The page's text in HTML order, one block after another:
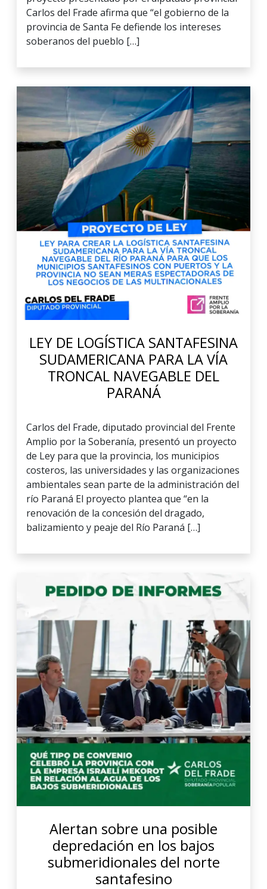
Carlos del Frade afirma que “el gobierno de la
provincia de Santa Fe defiende los intereses
soberanos del pueblo […]
LEY DE LOGÍSTICA SANTAFESINA
SUDAMERICANA PARA LA VÍA
TRONCAL NAVEGABLE DEL
PARANÁ
Carlos del Frade, diputado provincial del Frente
Amplio por la Soberanía, presentó un proyecto
de Ley para que la provincia, los municipios
costeros, las universidades y las organizaciones
ambientales sean parte de la administración del
río Paraná El proyecto plantea que “en la
renovación de la concesión del dragado,
balizamiento y peaje del Río Paraná […]
Alertan sobre una posible
depredación en los bajos
submeridionales del norte
santafesino